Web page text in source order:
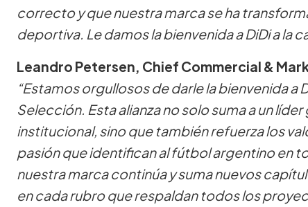
correcto y que nuestra marca se ha
deportiva. Le damos la bienvenida a DiDi a la
Leandro Petersen, Chief Commercial &
“Estamos orgullosos de darle la bienvenida
Selección. Esta alianza no solo suma a un
institucional, sino que también refuerza los
pasión que identifican al fútbol argentino en
nuestra marca continúa y suma nuevos
en cada rubro que respaldan todos los